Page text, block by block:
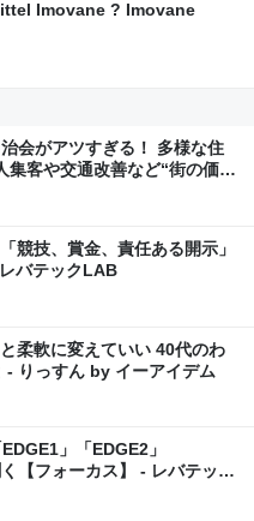
Imovane ? Imovane
会がアツすぎる！ 多様な住
集客や交通改善など“街の価値
技、賞金、責任ある開示」
バテックLAB
柔軟に変えていい 40代のわ
- りっすん by イーアイデム
」「EDGE2」
【フォーカス】 - レバテック